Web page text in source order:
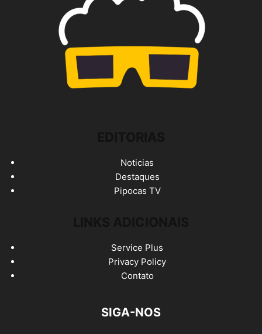
Noticias
Destaques
Pipocas TV
Service Plus
Privacy Policy
Contato
SIGA-NOS